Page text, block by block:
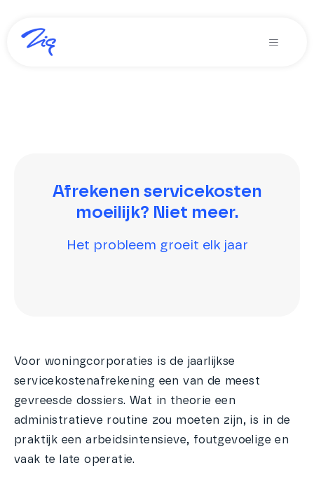
inhoud
Toggle
Zig365 | Demo
Afrekenen servicekosten
moeilijk? Niet meer.
Het probleem groeit elk jaar
Voor woningcorporaties is de jaarlijkse
servicekostenafrekening een van de meest
gevreesde dossiers. Wat in theorie een
administratieve routine zou moeten zijn, is in de
praktijk een arbeidsintensieve, foutgevoelige en
vaak te late operatie.